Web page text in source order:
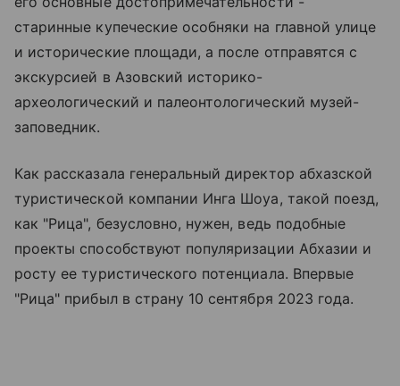
старинные купеческие особняки на главной улице
и исторические площади, а после отправятся с
экскурсией в Азовский историко-
археологический и палеонтологический музей-
заповедник.
Как рассказала генеральный директор абхазской
туристической компании Инга Шоуа, такой поезд,
как "Рица", безусловно, нужен, ведь подобные
проекты способствуют популяризации Абхазии и
росту ее туристического потенциала. Впервые
"Рица" прибыл в страну 10 сентября 2023 года.